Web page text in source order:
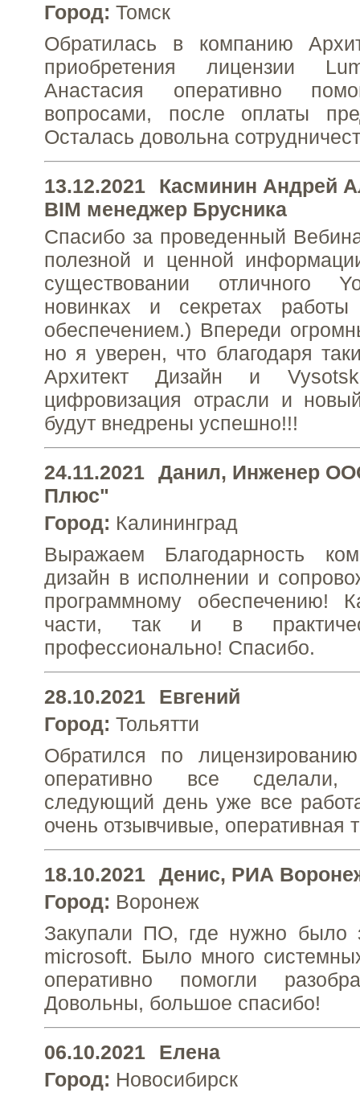
Город: Томск
Обратилась в компанию
приобретения лицензии
Анастасия оперативно
вопросами, после оплаты
Осталась довольна
13.12.2021
Касминин Андрей
BIM менеджер Брусника
Спасибо за проведенный
полезной и ценной
существовании отличного
новинках и секретах
обеспечением.) Впереди
но я уверен, что благодаря
Архитект Дизайн и
цифровизация отрасли и
будут внедрены успешно!!!
24.11.2021 Данил, Инженер
Плюс"
Город: Калининград
Выражаем Благодарность
дизайн в исполнении и
программному обеспечению!
части, так и в
профессионально! Спасибо.
28.10.2021
Евгений
Город: Тольятти
Обратился по
оперативно все
следующий день уже все
очень отзывчивые, оперативная
18.10.2021 Денис, РИА
Город: Воронеж
Закупали ПО, где нужно было
microsoft. Было много
оперативно помогли
Довольны, большое спасибо!
06.10.2021
Елена
Город: Новосибирск